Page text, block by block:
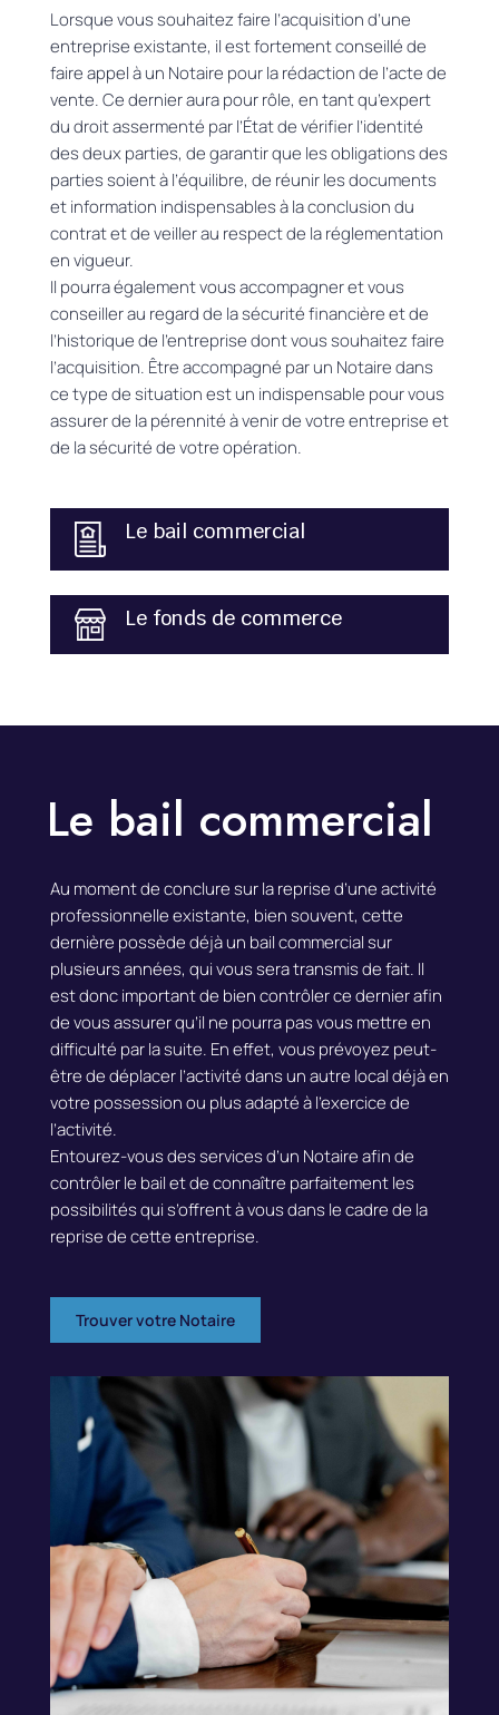
Lorsque vous souhaitez faire l’acquisition d’une
entreprise existante, il est fortement conseillé de
faire appel à un Notaire pour la rédaction de l’acte de
vente.Ce dernier aura pour rôle, en tant qu’expert
du droit assermenté par l’État de vérifier l’identité
des deux parties, de garantir que les obligations des
parties soient à l’équilibre, de réunir les documents
et information indispensables à la conclusion du
contrat et de veiller au respect de la réglementation
en vigueur.
Il pourra également vous accompagner et vous
conseiller au regard de la sécurité financière et de
l’historique de l’entreprise dont vous souhaitez faire
l’acquisition. Être accompagné par un Notaire dans
ce type de situation est un indispensable pour vous
assurer de la pérennité à venir de votre entreprise et
de la sécurité de votre opération.
Le bail commercial
Le fonds de commerce
Le bail commercial
Au moment de conclure sur la reprise d’une activité
professionnelle existante, bien souvent, cette
dernière possède déjà un bail commercial sur
plusieurs années, qui vous sera transmis de fait. Il
est donc important de bien contrôler ce dernier afin
de vous assurer qu’il ne pourra pas vous mettre en
difficulté par la suite. En effet, vous prévoyez peut-
être de déplacer l’activité dans un autre local déjà en
votre possession ou plus adapté à l’exercice de
l’activité.
Entourez-vous des services d’un Notaire afin de
contrôler le bail et de connaître parfaitement les
possibilités qui s’offrent à vous dans le cadre de la
reprise de cette entreprise.
Trouver votre Notaire